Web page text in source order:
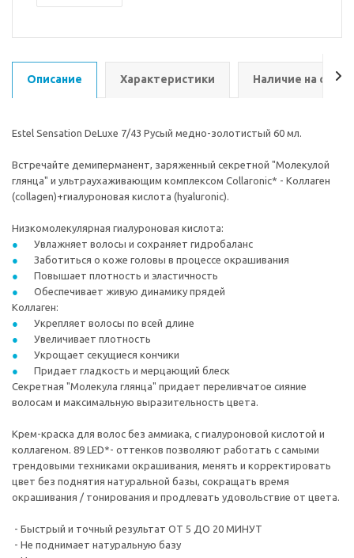
Описание Характеристики Наличие на
Estel Sensation DeLuxe 7/43 Русый медно-золотистый 60 мл.
Встречайте демиперманент, заряженный секретной "Молекулой
глянца" и ультраухаживающим комплексом Collaronic* - Коллаген
(collagen)+гиалуроновая кислота (hyaluronic).
Низкомолекулярная гиалуроновая кислота:
Увлажняет волосы и сохраняет гидробаланс
Заботиться о коже головы в процессе окрашивания
Повышает плотность и эластичность
Обеспечивает живую динамику прядей
Коллаген:
Укрепляет волосы по всей длине
Увеличивает плотность
Укрощает секущиеся кончики
Придает гладкость и мерцающий блеск
Секретная "Молекула глянца" придает переливчатое сияние
волосам и максимальную выразительность цвета.
Крем-краска для волос без аммиака, с гиалуроновой кислотой и
коллагеном. 89 LED*- оттенков позволяют работать с самыми
трендовыми техниками окрашивания, менять и корректировать
цвет без поднятия натуральной базы, сокращать время
окрашивания / тонирования и продлевать удовольствие от цвета.
- Быстрый и точный результат ОТ 5 ДО 20 МИНУТ
- Не поднимает натуральную базу